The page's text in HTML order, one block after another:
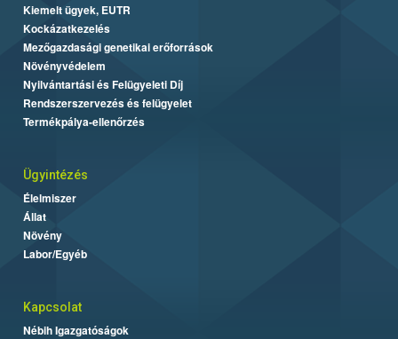
Kiemelt ügyek, EUTR
Kockázatkezelés
Mezőgazdasági genetikai erőforrások
Növényvédelem
Nyilvántartási és Felügyeleti Díj
Rendszerszervezés és felügyelet
Termékpálya-ellenőrzés
Ügyintézés
Élelmiszer
Állat
Növény
Labor/Egyéb
Kapcsolat
Nébih Igazgatóságok